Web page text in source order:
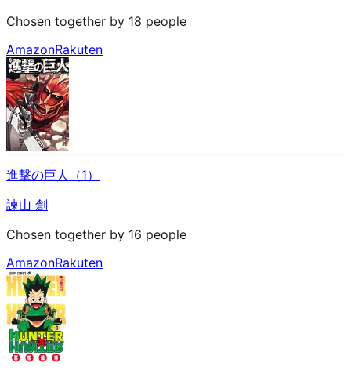
Chosen together by 18 people
AmazonRakuten
進撃の巨人（1）
諫山 創
Chosen together by 16 people
AmazonRakuten